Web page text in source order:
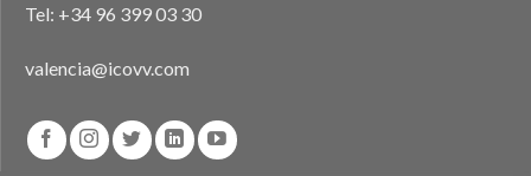
Tel: +34 96 399 03 30
valencia@icovv.com